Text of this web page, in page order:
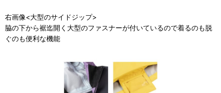
右画像<大型のサイドジップ>
脇の下から裾迄開く大型のファスナーが付いているので着るのも脱
ぐのも便利な機能